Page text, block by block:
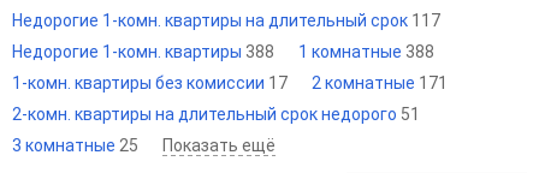
Недорогие 1-комн. квартиры на длительный срок 117
Недорогие 1-комн. квартиры 388 1 комнатные 388
1-комн. квартиры без комиссии 17 2 комнатные 171
2-комн. квартиры на длительный срок недорого 51
3 комнатные 25 Показать ещё